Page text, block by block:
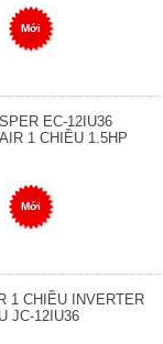
Mới
EC-12IU36
1 CHIỀU 1.5HP
Mới
1 CHIỀU INVERTER
JC-12IU36